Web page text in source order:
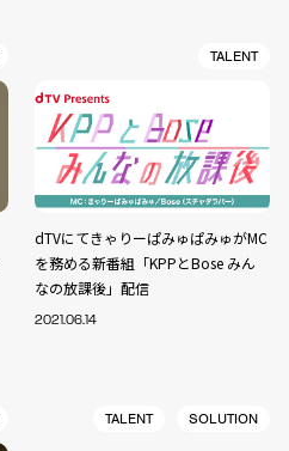
TALENT
dTVにてきゃりーぱみゅぱみゅがMC
を務める新番組「KPPとBose みん
なの放課後」配信
2021.06.14
TALENT SOLUTION